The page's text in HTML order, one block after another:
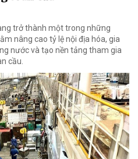
trở thành một trong những
nâng cao tỷ lệ nội địa hóa, gia
nước và tạo nền tảng tham gia
cầu.